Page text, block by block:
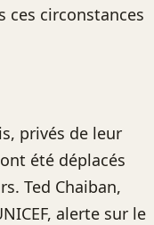
ces circonstances
privés de leur
été déplacés
Ted Chaiban,
alerte sur le